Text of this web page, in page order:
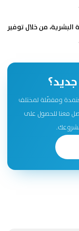
البشرية، من خلال توفير
ومفصّلة لمختلف
ناجحة. تواصل معنا للحصول على